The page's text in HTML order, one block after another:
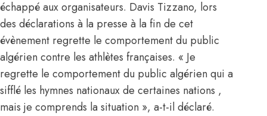
échappé aux organisateurs. Davis Tizzano, lors
des déclarations à la presse à la fin de cet
évènement regrette le comportement du public
algérien contre les athlètes françaises. « Je
regrette le comportement du public algérien qui a
sifflé les hymnes nationaux de certaines nations ,
mais je comprends la situation », a-t-il déclaré.